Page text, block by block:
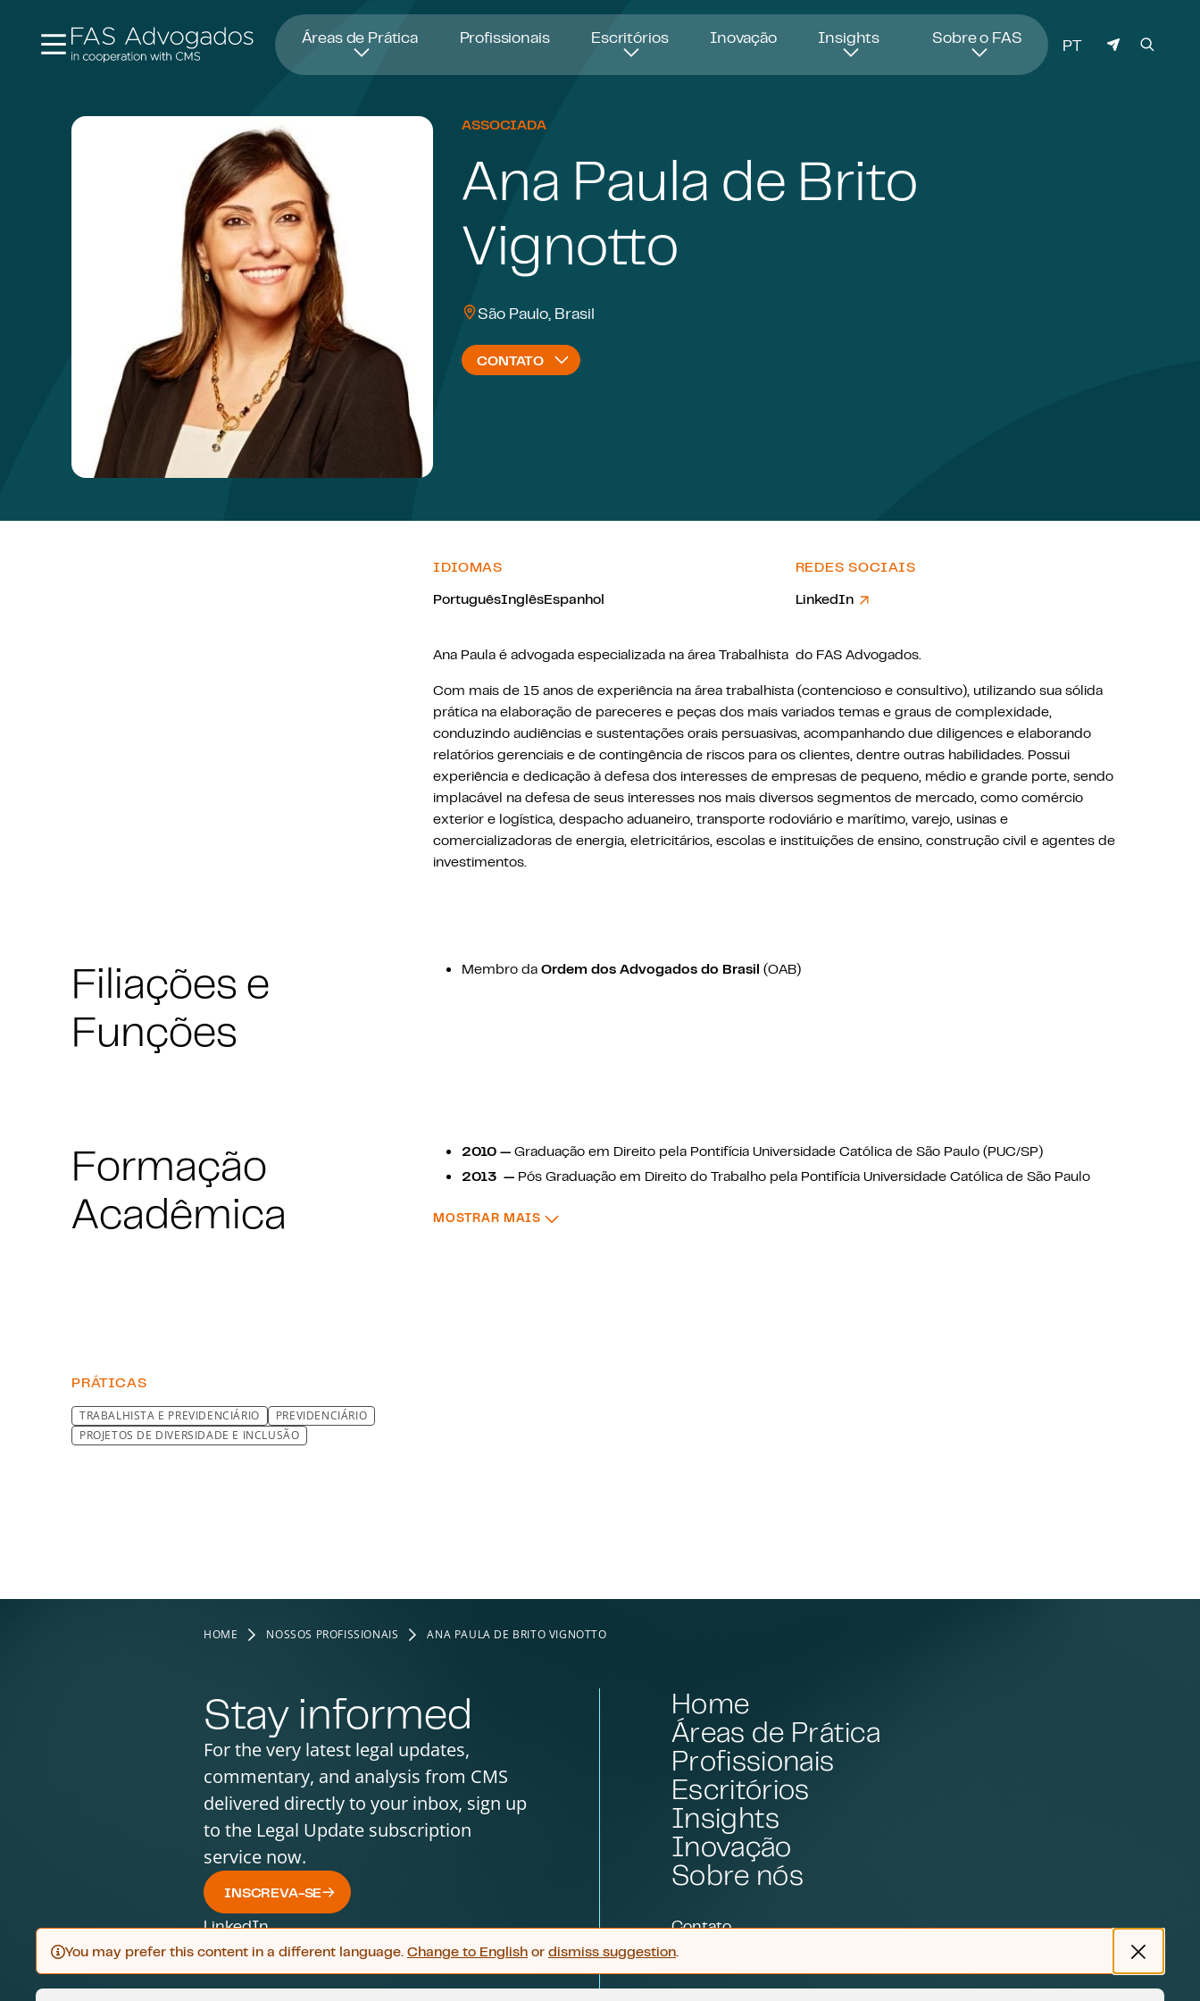
Áreas de Prática Profissionais Escritórios Inovação Insights Sobre o FAS IDIOMA
PT
ASSOCIADA
Ana Paula de Brito
Vignotto
São Paulo, Brasil
CONTATO
IDIOMAS
PortuguêsInglêsEspanhol
REDES SOCIAIS
LinkedIn
Ana Paula é advogada especializada na área Trabalhista do FAS Advogados.
Com mais de 15 anos de experiência na área trabalhista (contencioso e consultivo), utilizando sua sólida
prática na elaboração de pareceres e peças dos mais variados temas e graus de complexidade,
conduzindo audiências e sustentações orais persuasivas, acompanhando due diligences e elaborando
relatórios gerenciais e de contingência de riscos para os clientes, dentre outras habilidades. Possui
experiência e dedicação à defesa dos interesses de empresas de pequeno, médio e grande porte, sendo
implacável na defesa de seus interesses nos mais diversos segmentos de mercado, como comércio
exterior e logística, despacho aduaneiro, transporte rodoviário e marítimo, varejo, usinas e
comercializadoras de energia, eletricitários, escolas e instituições de ensino, construção civil e agentes de
investimentos.
Filiações e
Funções
Membro daOrdem dos Advogados do Brasil (OAB)
Formação
Acadêmica
2010 — Graduação em Direito pela Pontifícia Universidade Católica de São Paulo (PUC/SP)
2013 — Pós Graduação em Direito do Trabalho pela Pontifícia Universidade Católica de São Paulo
Mercado de Trabalho e as Dificuldades Encontradas pelas Empresas de Iniciativa Privada"
MOSTRAR MAIS : FORMAÇÃO ACADÊMICA
PRÁTICAS
TRABALHISTA E PREVIDENCIÁRIO
PREVIDENCIÁRIO
PROJETOS DE DIVERSIDADE E INCLUSÃO
HOME NOSSOS PROFISSIONAIS ANA PAULA DE BRITO VIGNOTTO
Stay informed
For the very latest legal updates,
commentary, and analysis from CMS
delivered directly to your inbox, sign up
to the Legal Update subscription
service now.
INSCREVA-SE
LinkedIn
Home
Áreas de Prática
Profissionais
Escritórios
Insights
Inovação
Sobre nós
Contato
You may prefer this content in a different language. Change to English or dismiss suggestion.